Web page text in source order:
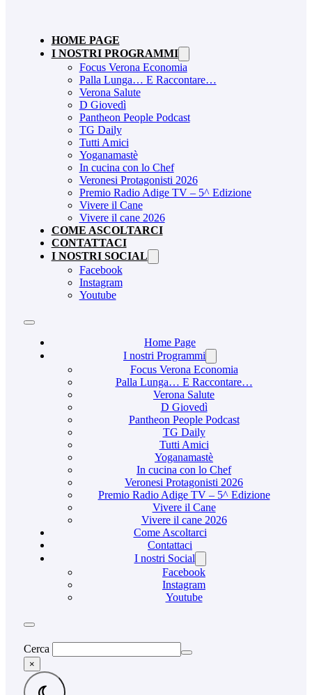
HOME PAGE
I NOSTRI PROGRAMMI
Focus Verona Economia
Palla Lunga… E Raccontare…
Verona Salute
D Giovedì
Pantheon People Podcast
TG Daily
Tutti Amici
Yoganamastè
In cucina con lo Chef
Veronesi Protagonisti 2026
Premio Radio Adige TV – 5^ Edizione
Vivere il Cane
Vivere il cane 2026
COME ASCOLTARCI
CONTATTACI
I NOSTRI SOCIAL
Facebook
Instagram
Youtube
Home Page
I nostri Programmi
Focus Verona Economia
Palla Lunga… E Raccontare…
Verona Salute
D Giovedì
Pantheon People Podcast
TG Daily
Tutti Amici
Yoganamastè
In cucina con lo Chef
Veronesi Protagonisti 2026
Premio Radio Adige TV – 5^ Edizione
Vivere il Cane
Vivere il cane 2026
Come Ascoltarci
Contattaci
I nostri Social
Facebook
Instagram
Youtube
Cerca
×